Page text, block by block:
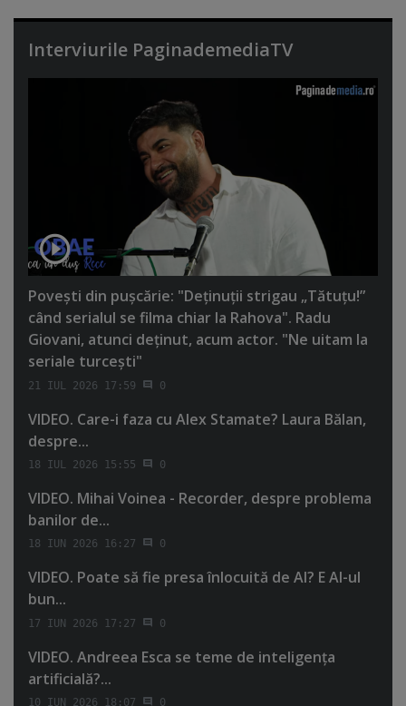
Interviurile PaginademediaTV
Poveşti din puşcărie: "Deţinuţii strigau „Tătuţu!”
când serialul se filma chiar la Rahova". Radu
Giovani, atunci deţinut, acum actor. "Ne uitam la
seriale turceşti"
21 IUL 2026 17:59 0
VIDEO. Care-i faza cu Alex Stamate? Laura Bălan,
despre...
18 IUL 2026 15:55 0
VIDEO. Mihai Voinea - Recorder, despre problema
banilor de...
18 IUN 2026 16:27 0
VIDEO. Poate să fie presa înlocuită de AI? E AI-ul
bun...
17 IUN 2026 17:27 0
VIDEO. Andreea Esca se teme de inteligenţa
artificială?...
10 IUN 2026 18:07 0